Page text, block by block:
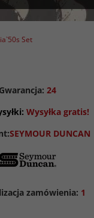
Set
Gwarancja: 24
Wysyłka gratis!
SEYMOUR DUNCAN
zamówienia: 1